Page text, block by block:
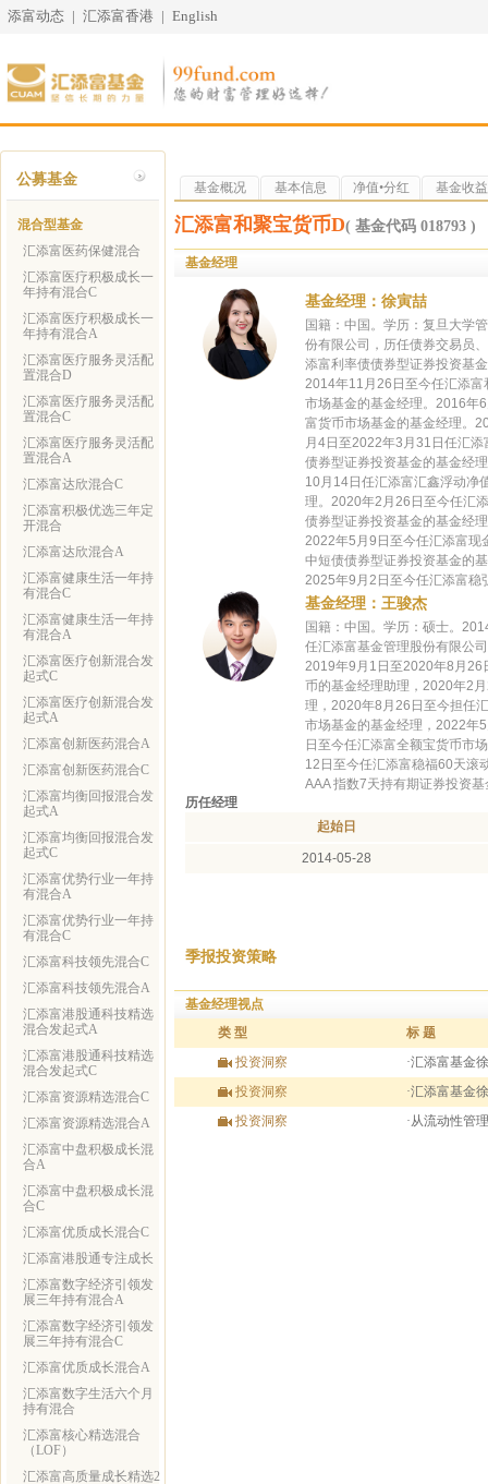
添富动态 | 汇添富香港 | English
公募基金
混合型基金
汇添富医药保健混合
汇添富医疗积极成长一
年持有混合C
汇添富医疗积极成长一
年持有混合A
汇添富医疗服务灵活配
置混合D
汇添富医疗服务灵活配
置混合C
汇添富医疗服务灵活配
置混合A
汇添富达欣混合C
汇添富积极优选三年定
开混合
汇添富达欣混合A
汇添富健康生活一年持
有混合C
汇添富健康生活一年持
有混合A
汇添富医疗创新混合发
起式C
汇添富医疗创新混合发
起式A
汇添富创新医药混合A
汇添富创新医药混合C
汇添富均衡回报混合发
起式A
汇添富均衡回报混合发
起式C
汇添富优势行业一年持
有混合A
汇添富优势行业一年持
有混合C
汇添富科技领先混合C
汇添富科技领先混合A
汇添富港股通科技精选
混合发起式A
汇添富港股通科技精选
混合发起式C
汇添富资源精选混合C
汇添富资源精选混合A
汇添富中盘积极成长混
合A
汇添富中盘积极成长混
合C
汇添富优质成长混合C
汇添富港股通专注成长
汇添富数字经济引领发
展三年持有混合A
汇添富数字经济引领发
展三年持有混合C
汇添富优质成长混合A
汇添富数字生活六个月
持有混合
汇添富核心精选混合
（LOF）
汇添富高质量成长精选2
基金概况 基本信息 净值•分红 基金收益
汇添富和聚宝货币D( 基金代码 018793 )
基金经理
基金经理：徐寅喆
国籍：中国。学历：复旦大学
份有限公司，历任债券交易员
添富利率债债券型证券投资基
2014年11月26日至今任汇添
市场基金的基金经理。2016年
富货币市场基金的基金经理。
月4日至2022年3月31日任汇
债券型证券投资基金的基金经
10月14日任汇添富汇鑫浮动净
理。2020年2月26日至今任汇
债券型证券投资基金的基金经
2022年5月9日至今任汇添富现
中短债债券型证券投资基金的
2025年9月2日至今任汇添富稳
基金经理：王骏杰
国籍：中国。学历：硕士。
任汇添富基金管理股份有限公
2019年9月1日至2020年8月26
币的基金经理助理，2020年2
理，2020年8月26日至今担任
市场基金的基金经理，2022年
日至今任汇添富全额宝货币市
12日至今任汇添富稳福60天滚
AAA 指数7天持有期证券投资
历任经理
起始日
2014-05-28
季报投资策略
基金经理视点
类 型 标 题
投资洞察 ·汇添富基金
投资洞察 ·汇添富基金
投资洞察 ·从流动性管